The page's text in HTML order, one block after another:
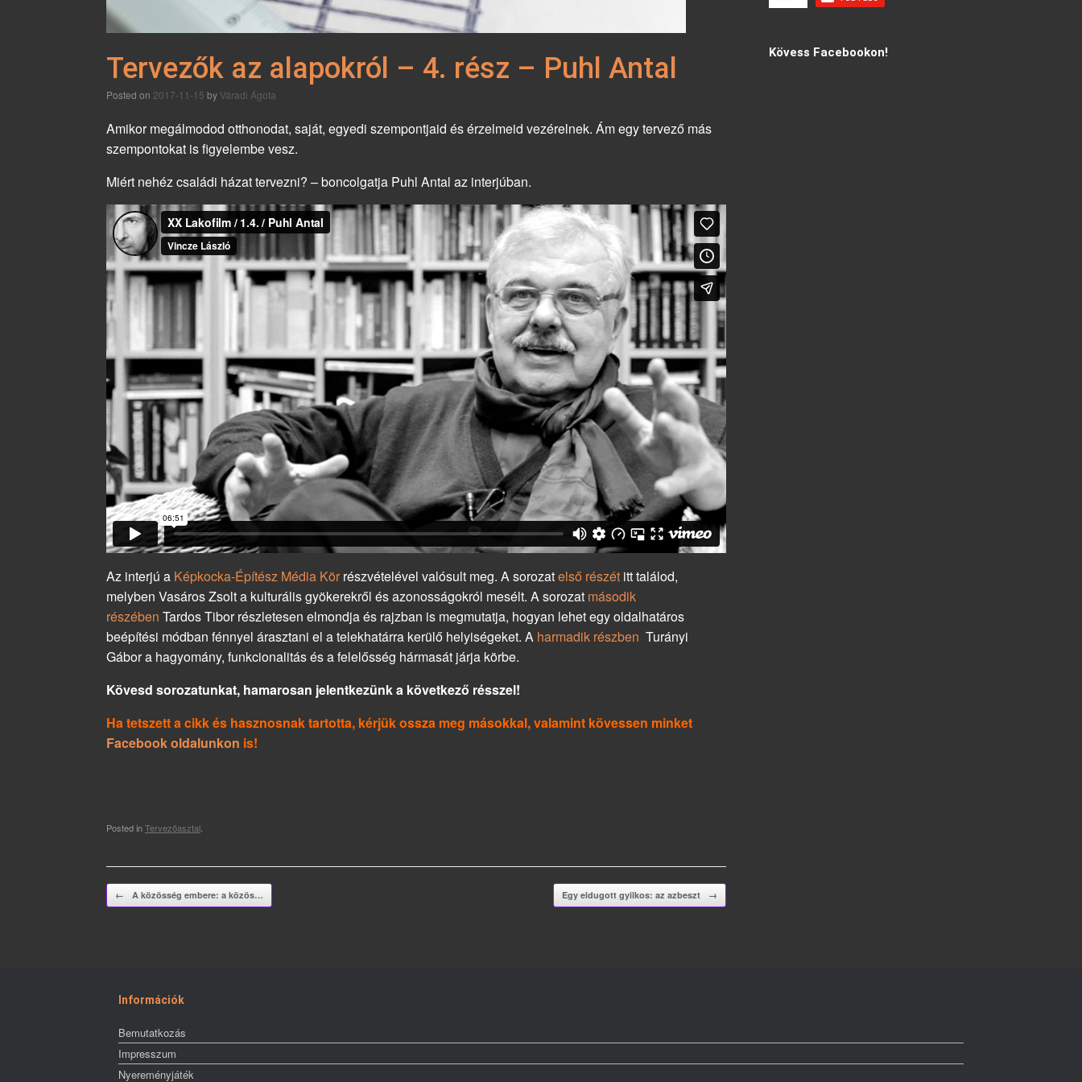
Tervezők az alapokról – 4. rész – Puhl Antal
Posted on 2017-11-15 by Váradi Ágota
Amikor megálmodod otthonodat, saját, egyedi szempontjaid és érzelmeid vezérelnek. Ám egy tervező más
szempontokat is figyelembe vesz.
Miért nehéz családi házat tervezni? – boncolgatja Puhl Antal az interjúban.
Az interjú a Képkocka-Építész Média Kör részvételével valósult meg. A sorozatelső részét itt találod,
melyben Vasáros Zsolt a kulturális gyökerekről és azonosságokról mesélt. A sorozat második
részében Tardos Tibor részletesen elmondja és rajzban is megmutatja, hogyan lehet egy oldalhatáros
beépítési módban fénnyel árasztani el a telekhatárra kerülő helyiségeket. A harmadik részben Turányi
Gábor a hagyomány, funkcionalitás és a felelősség hármasát járja körbe.
Kövesd sorozatunkat, hamarosan jelentkezünk a következő résszel!
Ha tetszett a cikk és hasznosnak tartotta, kérjük ossza meg másokkal, valamint kövessen minket
Facebook oldalunkon is!
Posted inTervezőasztal
Post navigation
← A közösség embere: a közös… Egy eldugott gyilkos: az azbeszt →
Kövess Facebookon!
Információk
Bemutatkozás
Impresszum
Nyereményjáték